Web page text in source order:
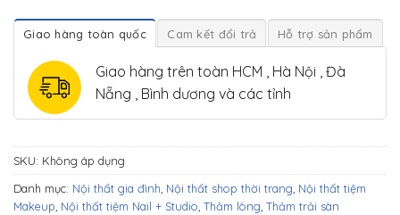
Giao hàng toàn quốc Cam kết đổi trả Hỗ trợ sản phẩm
Giao hàng trên toàn HCM , Hà Nội , Đà
Nẵng , Bình dương và các tỉnh
SKU: Không áp dụng
Danh mục: Nội thất gia đình, Nội thất shop thời trang, Nội thất tiệm
Makeup, Nội thất tiệm Nail + Studio, Thảm lông, Thảm trải sàn